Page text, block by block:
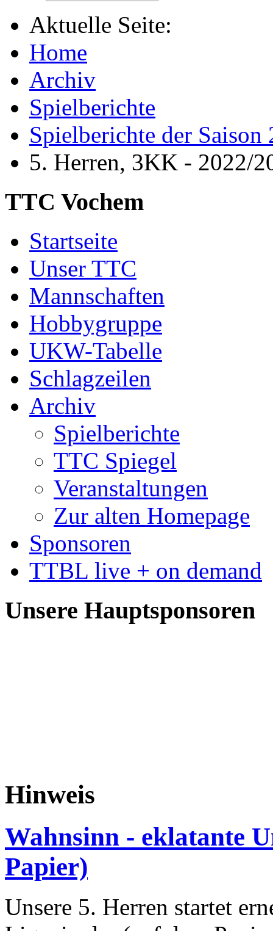
Aktuelle Seite:
Home
Archiv
Spielberichte
Spielberichte der Saison
5. Herren, 3KK - 2022/
TTC Vochem
Startseite
Unser TTC
Mannschaften
Hobbygruppe
UKW-Tabelle
Schlagzeilen
Archiv
Spielberichte
TTC Spiegel
Veranstaltungen
Zur alten Homepage
Sponsoren
TTBL live + on demand
Unsere Hauptsponsoren
Hinweis
Wahnsinn - eklatante
Papier)
Unsere 5. Herren startet